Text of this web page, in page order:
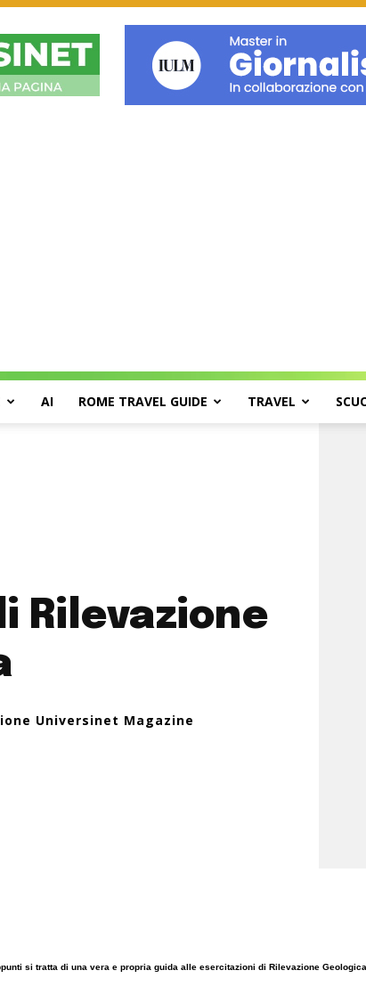
AI ROME TRAVEL GUIDE TRAVEL
Rilevazione
Universinet Magazine
si tratta di una vera e propria guida alle esercitazioni di Rilevazione